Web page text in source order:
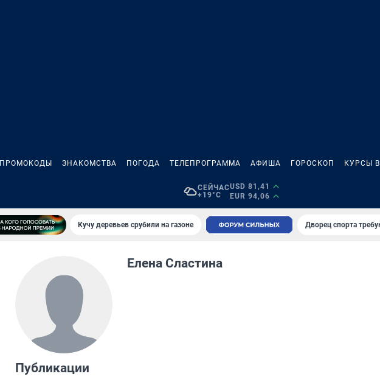
ПРОМОКОДЫ ЗНАКОМСТВА ПОГОДА ТЕЛЕПРОГРАММА АФИША ГОРОСКОП КУРСЫ
СЕЙЧАС
+19°C
USD 81,41
EUR 94,06
Кучу деревьев срубили на газоне Дворец спорта
Елена Сластина
Публикации